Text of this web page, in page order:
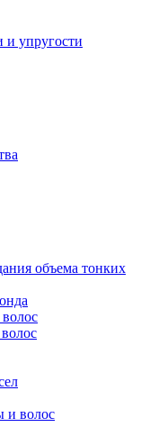
и упругости
объема тонких
и волос